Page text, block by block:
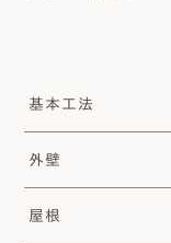
基本工法
外壁
屋根